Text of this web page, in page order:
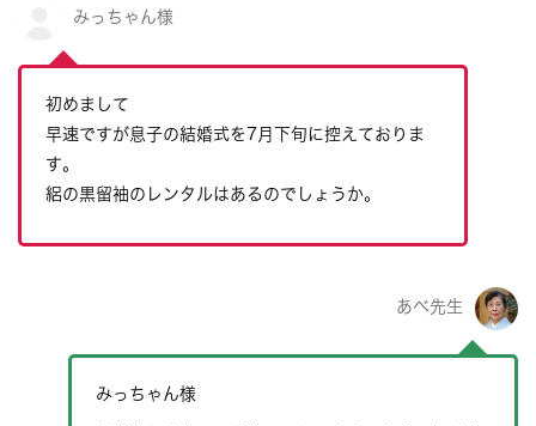
みっちゃん様
初めまして
早速ですが息子の結婚式を7月下旬に控えておりま
す。
絽の黒留袖のレンタルはあるのでしょうか。
あべ先生
みっちゃん様